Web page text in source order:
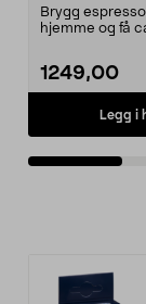
Brygg
hjemme og få
1249,00
Legg i